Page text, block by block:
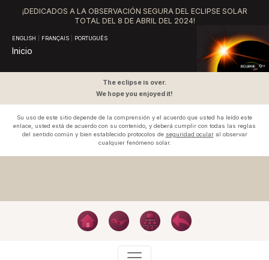
¡DEDICADOS A LA OBSERVACIÓN SEGURA DEL ECLIPSE SOLAR
TOTAL DEL 8 DE ABRIL DEL 2024!
ENGLISH FRANÇAIS PORTUGUÊS
Inicio
The eclipse is over.
We hope you enjoyed it!
Su uso de este sitio depende de la comprensión y el acuerdo que usted ha leído este
enlace, usted está de acuerdo con su contenido, y deberá cumplir con todas las reglas
del sentido común y bien establecido protocolos de seguridad ocularal observar
cualquier fenómeno solar.